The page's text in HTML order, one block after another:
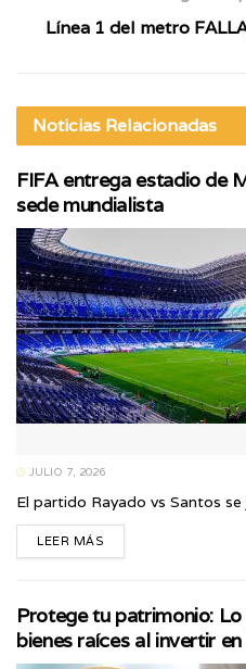
Línea 1 del metro
Noticias Relacionadas
FIFA entrega estadio de
sede mundialista
JULIO 7, 2026
El partido Rayado vs Santos
LEER MÁS
Protege tu patrimonio:
bienes raíces al invertir